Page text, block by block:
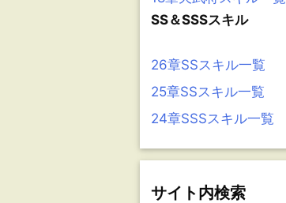
SS＆SSSスキル
26章SSスキル一覧
25章SSスキル一覧
24章SSSスキル一覧
サイト内検索